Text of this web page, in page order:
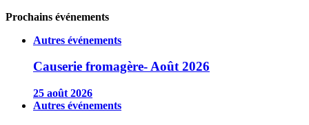
Prochains événements
Autres événements
Causerie fromagère- Août 2026
25 août 2026
Autres événements